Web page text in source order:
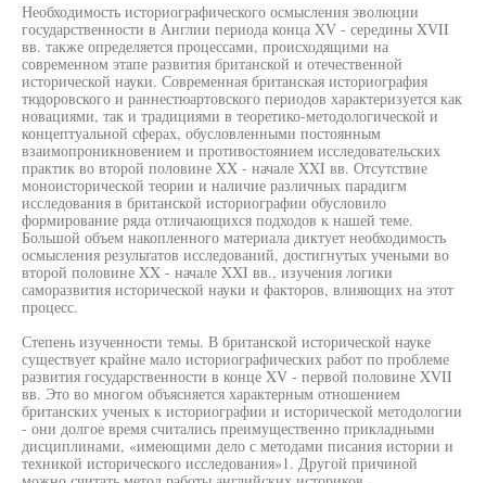
Необходимость историографического осмысления эволюции
государственности в Англии периода конца XV - середины XVII
вв. также определяется процессами, происходящими на
современном этапе развития британской и отечественной
исторической науки. Современная британская историография
тюдоровского и раннестюартовского периодов характеризуется как
новациями, так и традициями в теоретико-методологической и
концептуальной сферах, обусловленными постоянным
взаимопроникновением и противостоянием исследовательских
практик во второй половине XX - начале XXI вв. Отсутствие
моноисторической теории и наличие различных парадигм
исследования в британской историографии обусловило
формирование ряда отличающихся подходов к нашей теме.
Большой объем накопленного материала диктует необходимость
осмысления результатов исследований, достигнутых учеными во
второй половине XX - начале XXI вв., изучения логики
саморазвития исторической науки и факторов, влияющих на этот
процесс.
Степень изученности темы. В британской исторической науке
существует крайне мало историографических работ по проблеме
развития государственности в конце XV - первой половине XVII
вв. Это во многом объясняется характерным отношением
британских ученых к историографии и исторической методологии
- они долгое время считались преимущественно прикладными
дисциплинами, «имеющими дело с методами писания истории и
техникой исторического исследования»1. Другой причиной